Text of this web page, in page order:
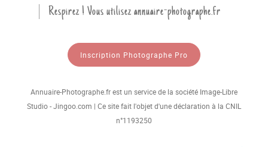
Respirez ! Vous utilisez annuaire-photographe.fr
Inscription Photographe Pro
Annuaire-Photographe.fr est un service de la société Image-Libre
Studio - Jingoo.com | Ce site fait l'objet d'une déclaration à la CNIL
n°1193250